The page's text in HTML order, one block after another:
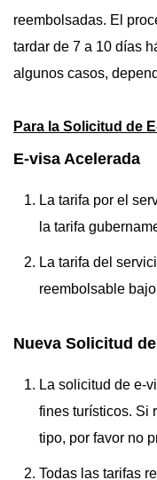
reembolsadas. El
tardar de 7 a 10 días
algunos casos,
Para la Solicitud de
E-visa Acelerada
La tarifa por el
la tarifa
La tarifa del
reembolsable
Nueva Solicitud
La solicitud de e-
fines turísticos. Si
tipo, por favor no
Todas las tarifas